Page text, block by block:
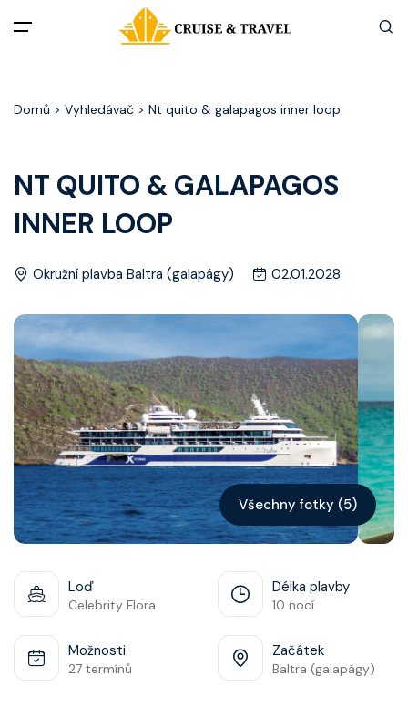
Akční nabídky
Destinace
Zážitky z plaveb
Užitečné informace
Často kladené otázky
Články
Kontakt
Vyhledat plavbu
Domů > Vyhledávač > Nt quito & galapagos inner loop
NT QUITO & GALAPAGOS
INNER LOOP
Okružní plavba Baltra (galapágy) 02.01.2028
Všechny fotky (5)
Loď
Celebrity Flora
Délka plavby
10 nocí
Možnosti
27 termínů
Začátek
Baltra (galapágy)